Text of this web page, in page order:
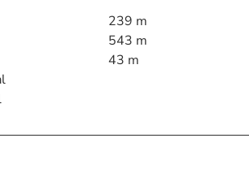
239 m
543 m
43 m